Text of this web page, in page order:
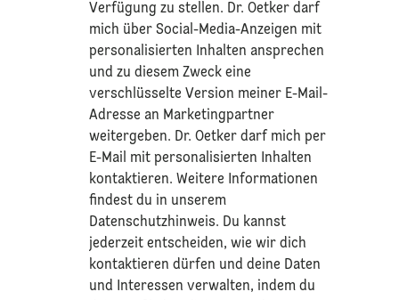
Verfügung zu stellen. Dr. Oetker darf
mich über Social-Media-Anzeigen mit
personalisierten Inhalten ansprechen
und zu diesem Zweck eine
verschlüsselte Version meiner E-Mail-
Adresse an Marketingpartner
weitergeben. Dr. Oetker darf mich per
E-Mail mit personalisierten Inhalten
kontaktieren. Weitere Informationen
findest du in unserem
Datenschutzhinweis. Du kannst
jederzeit entscheiden, wie wir dich
kontaktieren dürfen und deine Daten
und Interessen verwalten, indem du